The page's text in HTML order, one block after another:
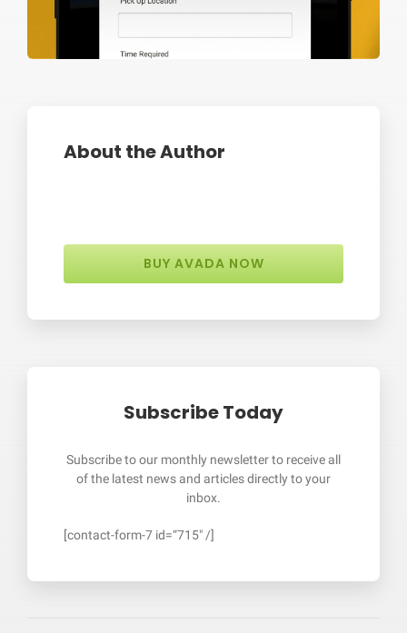
About the Author
BUY AVADA NOW
Subscribe Today
Subscribe to our monthly newsletter to receive all
of the latest news and articles directly to your
inbox.
[contact-form-7 id=“715″ /]